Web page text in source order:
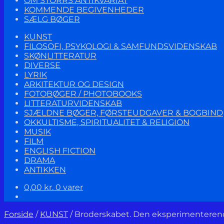
KOMMENDE BEGIVENHEDER
SÆLG BØGER
KUNST
FILOSOFI, PSYKOLOGI & SAMFUNDSVIDENSKAB
SKØNLITTERATUR
DIVERSE
LYRIK
ARKITEKTUR OG DESIGN
FOTOBØGER / PHOTOBOOKS
LITTERATURVIDENSKAB
SJÆLDNE BØGER, FØRSTEUDGAVER & BOGBIND
OKKULTISME, SPIRITUALITET & RELIGION
MUSIK
FILM
ENGLISH FICTION
DRAMA
ANTIKKEN
0,00 kr. 0 varer
Forside / KUNST / Broderskabet. Den